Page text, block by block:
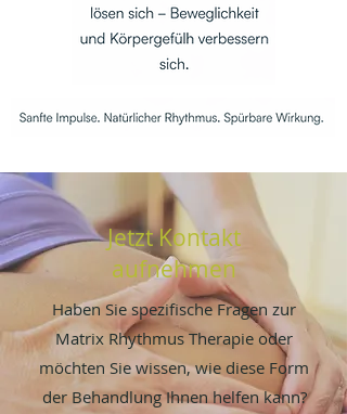
Jetzt Kontakt
aufnehmen
Haben Sie spezifische Fragen zur
Matrix Rhythmus Therapie oder
möchten Sie wissen, wie diese Form
der Behandlung Ihnen helfen kann?